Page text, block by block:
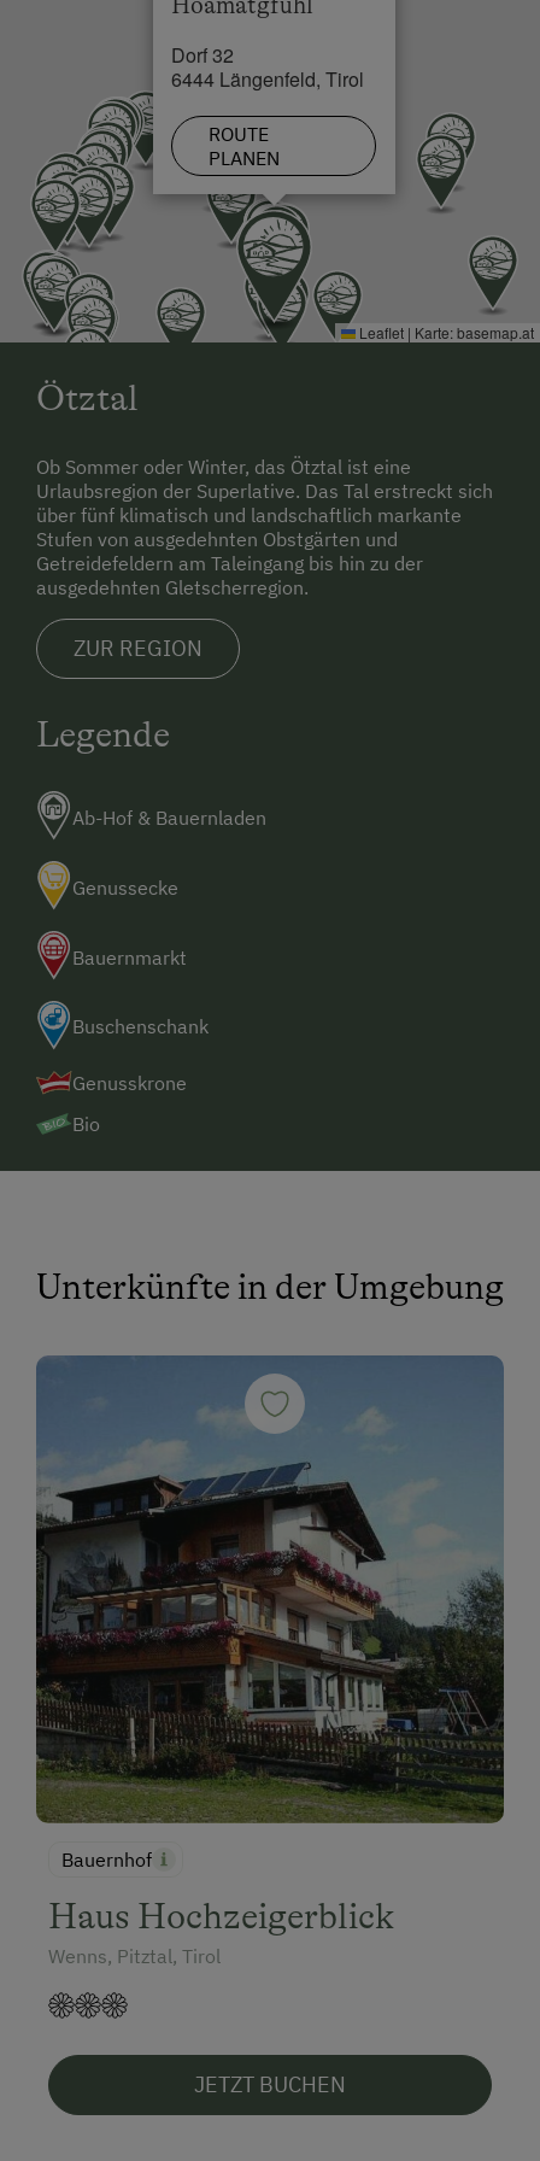
Dorf 32
6444 Längenfeld, Tirol
ROUTE
PLANEN
Leaflet | Karte:basemap.at
Ötztal
Ob Sommer oder Winter, das Ötztal ist eine
Urlaubsregion der Superlative. Das Tal erstreckt sich
über fünf klimatisch und landschaftlich markante
Stufen von ausgedehnten Obstgärten und
Getreidefeldern am Taleingang bis hin zu der
ausgedehnten Gletscherregion.
ZUR REGION
Legende
Ab-Hof & Bauernladen
Genussecke
Bauernmarkt
Buschenschank
Genusskrone
Bio
Unterkünfte in der Umgebung
Bauernhof
Haus Hochzeigerblick
Wenns, Pitztal, Tirol
JETZT BUCHEN